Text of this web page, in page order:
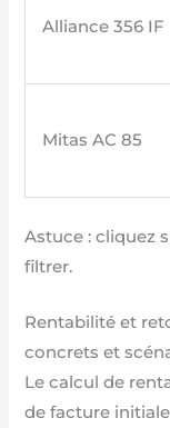
Alliance 356 IF
Mitas AC 85
Astuce : cliquez
filtrer.
Rentabilité et
concrets et
Le calcul de
de facture